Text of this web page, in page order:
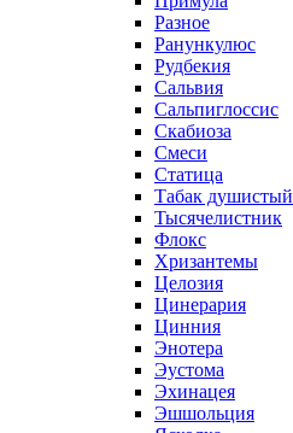
Разное
Ранункулюс
Рудбекия
Сальвия
Сальпиглоссис
Скабиоза
Смеси
Статица
Табак душистый
Тысячелистник
Флокс
Хризантемы
Целозия
Цинерария
Цинния
Энотера
Эустома
Эхинацея
Эшшольция